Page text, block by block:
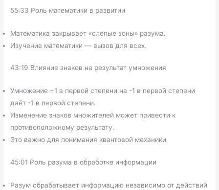
55:33 Роль математики в развитии
Математика закрывает «слепые зоны» разума.
Изучение математики — вызов для всех.
43:19 Влияние знаков на результат умножения
Умножение +1 в первой степени на -1 в первой степени
даёт -1 в первой степени.
Изменение знаков множителей может привести к
противоположному результату.
Это важно для понимания квантовой механики.
45:01 Роль разума в обработке информации
Разум обрабатывает информацию независимо от действий